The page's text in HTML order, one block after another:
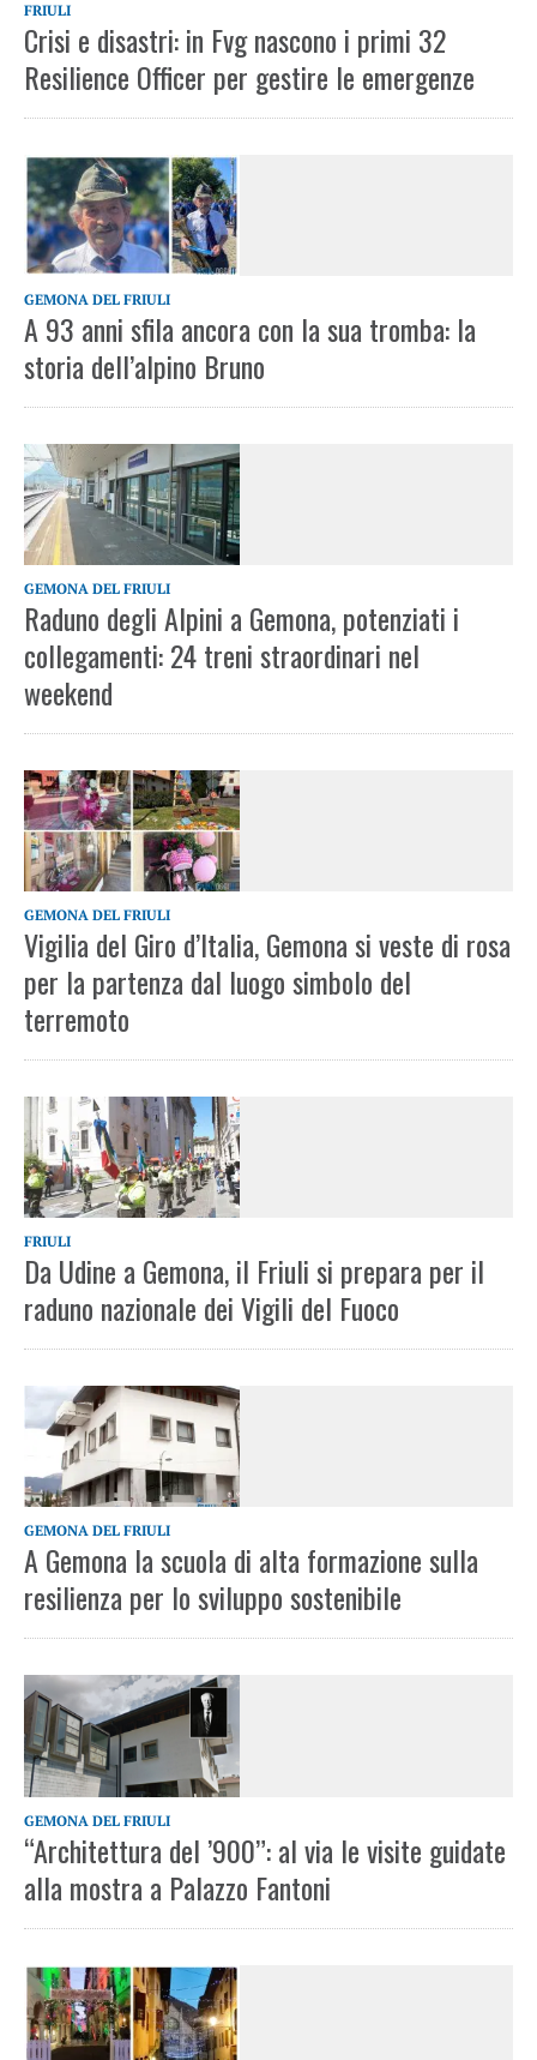
FRIULI
Crisi e disastri: in Fvg nascono i primi 32
Resilience Officer per gestire le emergenze
GEMONA DEL FRIULI
A 93 anni sfila ancora con la sua tromba: la
storia dell’alpino Bruno
GEMONA DEL FRIULI
Raduno degli Alpini a Gemona, potenziati i
collegamenti: 24 treni straordinari nel
weekend
GEMONA DEL FRIULI
Vigilia del Giro d’Italia, Gemona si veste di rosa
per la partenza dal luogo simbolo del
terremoto
FRIULI
Da Udine a Gemona, il Friuli si prepara per il
raduno nazionale dei Vigili del Fuoco
GEMONA DEL FRIULI
A Gemona la scuola di alta formazione sulla
resilienza per lo sviluppo sostenibile
GEMONA DEL FRIULI
“Architettura del ’900”: al via le visite guidate
alla mostra a Palazzo Fantoni